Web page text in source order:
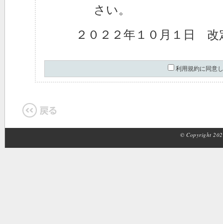
さい。
２０２２年１０月１日 改
利用規約に同意
© Copyright